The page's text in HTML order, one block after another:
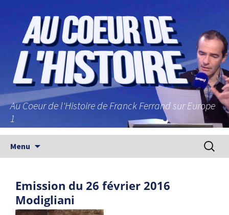
Au Coeur de l'Histoire de Franck Ferrand sur Europe
1
Menu
Emission du 26 février 2016
Modigliani